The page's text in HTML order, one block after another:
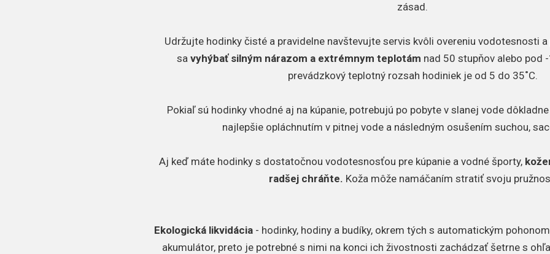
zásad.
Udržujte hodinky čisté a pravidelne navštevujte servis kvôli overeniu vodotesnosti
sa vyhýbať silným nárazom a extrémnym teplotám nad 50 stupňov alebo pod
prevádzkový teplotný rozsah hodiniek je od 5 do 35˚C.
Pokiaľ sú hodinky vhodné aj na kúpanie, potrebujú po pobyte v slanej vode
najlepšie opláchnutím v pitnej vode a následným osušením suchou,
Aj keď máte hodinky s dostatočnou vodotesnosťou pre kúpanie a vodné športy,
radšej chráňte. Koža môže namáčaním stratiť svoju
Ekologická likvidácia - hodinky, hodiny a budíky, okrem tých s automatickým
akumulátor, preto je potrebné s nimi na konci ich živostnosti zachádzať šetrne s